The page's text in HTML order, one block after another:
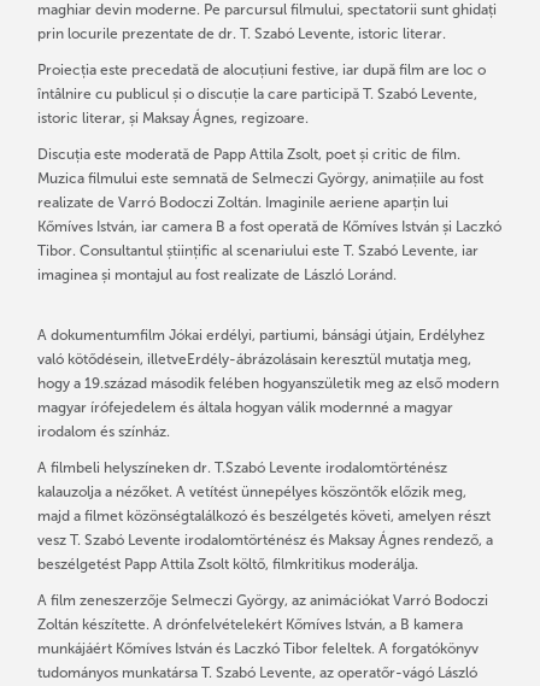
maghiar devin moderne. Pe parcursul filmului, spectatorii sunt ghidați
prin locurile prezentate de dr. T. Szabó Levente, istoric literar.
Proiecția este precedată de alocuțiuni festive, iar după film are loc o
întâlnire cu publicul și o discuție la care participă T. Szabó Levente,
istoric literar, și Maksay Ágnes, regizoare.
Discuția este moderată de Papp Attila Zsolt, poet și critic de film.
Muzica filmului este semnată de Selmeczi György, animațiile au fost
realizate de Varró Bodoczi Zoltán. Imaginile aeriene aparțin lui
Kőmíves István, iar camera B a fost operată de Kőmíves István și Laczkó
Tibor. Consultantul științific al scenariului este T. Szabó Levente, iar
imaginea și montajul au fost realizate de László Loránd.
A dokumentumfilm Jókai erdélyi, partiumi, bánsági útjain, Erdélyhez
való kötődésein, illetveErdély-ábrázolásain keresztül mutatja meg,
hogy a 19.század második felében hogyanszületik meg az első modern
magyar írófejedelem és általa hogyan válik modernné a magyar
irodalom és színház.
A filmbeli helyszíneken dr. T.Szabó Levente irodalomtörténész
kalauzolja a nézőket. A vetítést ünnepélyes köszöntők előzik meg,
majd a filmet közönségtalálkozó és beszélgetés követi, amelyen részt
vesz T. Szabó Levente irodalomtörténész és Maksay Ágnes rendező, a
beszélgetést Papp Attila Zsolt költő, filmkritikus moderálja.
A film zeneszerzője Selmeczi György, az animációkat Varró Bodoczi
Zoltán készítette. A drónfelvételekért Kőmíves István, a B kamera
munkájáért Kőmíves István és Laczkó Tibor feleltek. A forgatókönyv
tudományos munkatársa T. Szabó Levente, az operatőr-vágó László